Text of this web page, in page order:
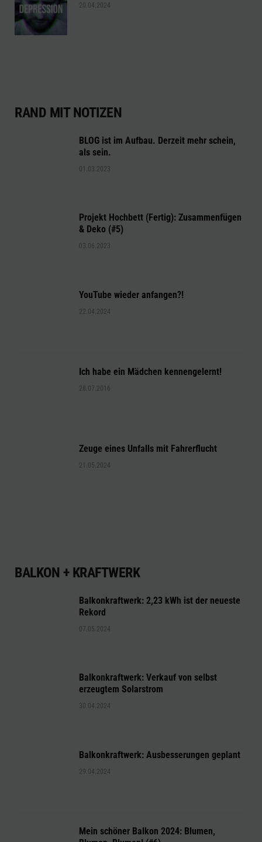
20.04.2024
RAND MIT NOTIZEN
BLOG ist im Aufbau. Derzeit mehr schein,
als sein.
01.03.2023
Projekt Hochbett (Fertig): Zusammenfügen
& Deko (#5)
03.06.2023
YouTube wieder anfangen?!
22.04.2024
Ich habe ein Mädchen kennengelernt!
28.07.2016
Zeuge eines Unfalls mit Fahrerflucht
21.05.2024
BALKON + KRAFTWERK
Balkonkraftwerk: 2,23 kWh ist der neueste
Rekord
07.05.2024
Balkonkraftwerk: Verkauf von selbst
erzeugtem Solarstrom
30.04.2024
Balkonkraftwerk: Ausbesserungen geplant
29.04.2024
Mein schöner Balkon 2024: Blumen,